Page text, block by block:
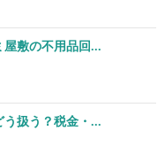
屋敷の不用品回...
扱う？税金・...